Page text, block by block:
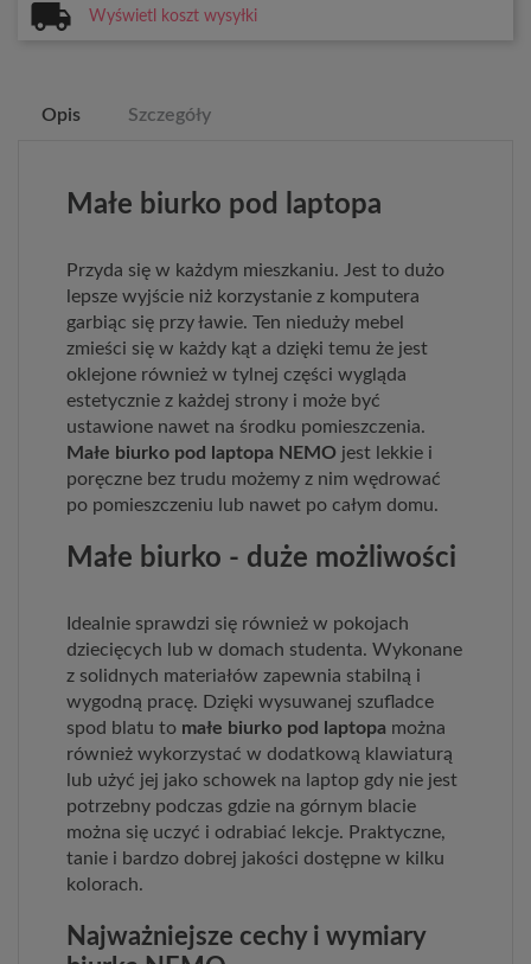
Wyświetl koszt wysyłki
Opis Szczegóły
Małe biurko pod laptopa
Przyda się w każdym mieszkaniu. Jest to dużo
lepsze wyjście niż korzystanie z komputera
garbiąc się przy ławie. Ten nieduży mebel
zmieści się w każdy kąt a dzięki temu że jest
oklejone również w tylnej części wygląda
estetycznie z każdej strony i może być
ustawione nawet na środku pomieszczenia.
Małe biurko pod laptopa NEMO jest lekkie i
poręczne bez trudu możemy z nim wędrować
po pomieszczeniu lub nawet po całym domu.
Małe biurko - duże możliwości
Idealnie sprawdzi się również w pokojach
dziecięcych lub w domach studenta. Wykonane
z solidnych materiałów zapewnia stabilną i
wygodną pracę. Dzięki wysuwanej szufladce
spod blatu to małe biurko pod laptopa można
również wykorzystać w dodatkową klawiaturą
lub użyć jej jako schowek na laptop gdy nie jest
potrzebny podczas gdzie na górnym blacie
można się uczyć i odrabiać lekcje. Praktyczne,
tanie i bardzo dobrej jakości dostępne w kilku
kolorach.
Najważniejsze cechy i wymiary